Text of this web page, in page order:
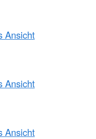
Ansicht
Ansicht
Ansicht